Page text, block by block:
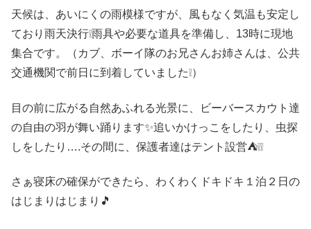
天候は、あいにくの雨模様ですが、風もなく気温も安定し
ており雨天決行❕雨具や必要な道具を準備し、13時に現地
集合です。（カブ、ボーイ隊のお兄さんお姉さんは、公共
交通機関で前日に到着していました❕）
目の前に広がる自然あふれる光景に、ビーバースカウト達
の自由の羽が舞い踊ります✨追いかけっこをしたり、虫探
しをしたり….その間に、保護者達はテント設営⛺❕❕
さぁ寝床の確保ができたら、わくわくドキドキ１泊２日の
はじまりはじまり🎵